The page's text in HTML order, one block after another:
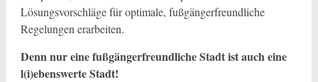
Lösungsvorschläge für optimale, fußgängerfreundliche
Regelungen erarbeiten.
Denn nur eine fußgängerfreundliche Stadt ist auch eine
l(i)ebenswerte Stadt!